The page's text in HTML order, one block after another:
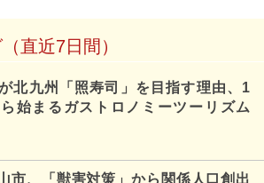
直近7日間）
北九州「照寿司」を目指す理由、1
始まるガストロノミーツーリズム
市、「獣害対策」から関係人口創出